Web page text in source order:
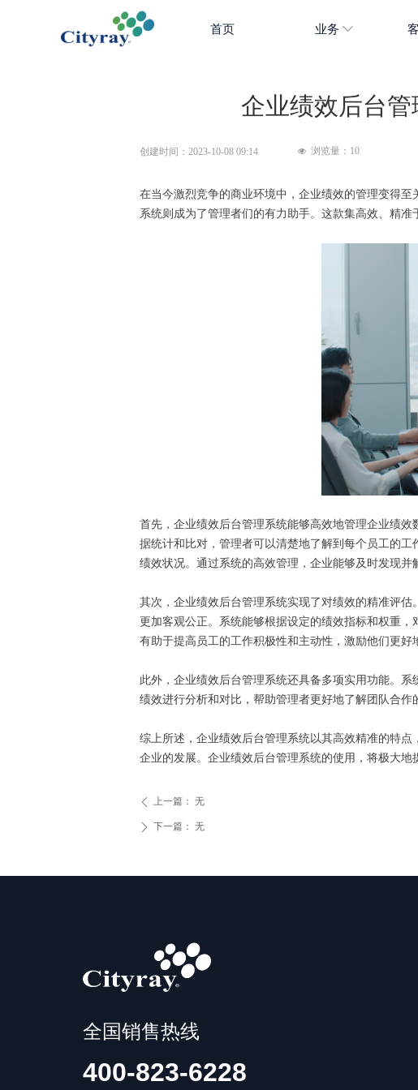
首页 业务
企业绩效后台
在当今激烈竞争的商业环境中，企业绩效的管理变得
系统则成为了管理者们的有力助手。这款集高效、精
首先，企业绩效后台管理系统能够高效地管理企业绩
据统计和比对，管理者可以清楚地了解到每个员工的
绩效状况。通过系统的高效管理，企业能够及时发现并
其次，企业绩效后台管理系统实现了对绩效的精准评
更加客观公正。系统能够根据设定的绩效指标和权重
有助于提高员工的工作积极性和主动性，激励他们更好
此外，企业绩效后台管理系统还具备多项实用功能。
绩效进行分析和对比，帮助管理者更好地了解团队合
综上所述，企业绩效后台管理系统以其高效精准的特
企业的发展。企业绩效后台管理系统的使用，将极大地
ꄴ 上一篇： 无
ꄲ 下一篇： 无
创建时间： 2023-10-08 09:14 넶 浏览量： 10
全国销售热线
400-823-6228